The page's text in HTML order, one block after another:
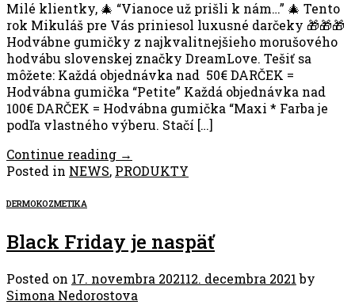
Milé klientky, 🎄 “Vianoce už prišli k nám…” 🎄 Tento
rok Mikuláš pre Vás priniesol luxusné darčeky 🎁🎁🎁
Hodvábne gumičky z najkvalitnejšieho morušového
hodvábu slovenskej značky DreamLove. Tešiť sa
môžete: Každá objednávka nad 50€ DARČEK =
Hodvábna gumička “Petite” Každá objednávka nad
100€ DARČEK = Hodvábna gumička “Maxi * Farba je
podľa vlastného výberu. Stačí […]
Continue reading →
Posted in NEWS, PRODUKTY
DERMOKOZMETIKA
Black Friday je naspäť
Posted on 17. novembra 202112. decembra 2021by
Simona Nedorostova